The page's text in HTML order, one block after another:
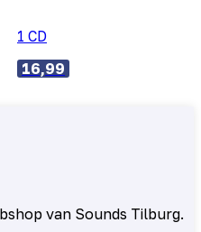
1 CD
16,99
van Sounds Tilburg.